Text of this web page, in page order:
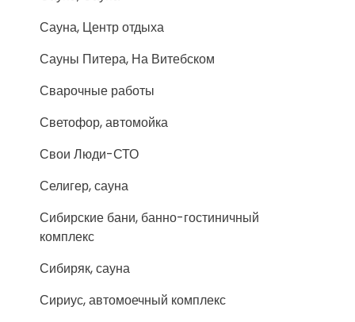
Сауна, Центр отдыха
Сауны Питера, На Витебском
Сварочные работы
Светофор, автомойка
Свои Люди-СТО
Селигер, сауна
Сибирские бани, банно-гостиничный
комплекс
Сибиряк, сауна
Сириус, автомоечный комплекс